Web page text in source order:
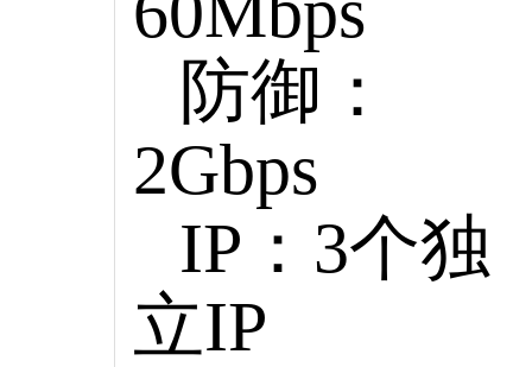
防御：
2Gbps
IP：3个独
立IP